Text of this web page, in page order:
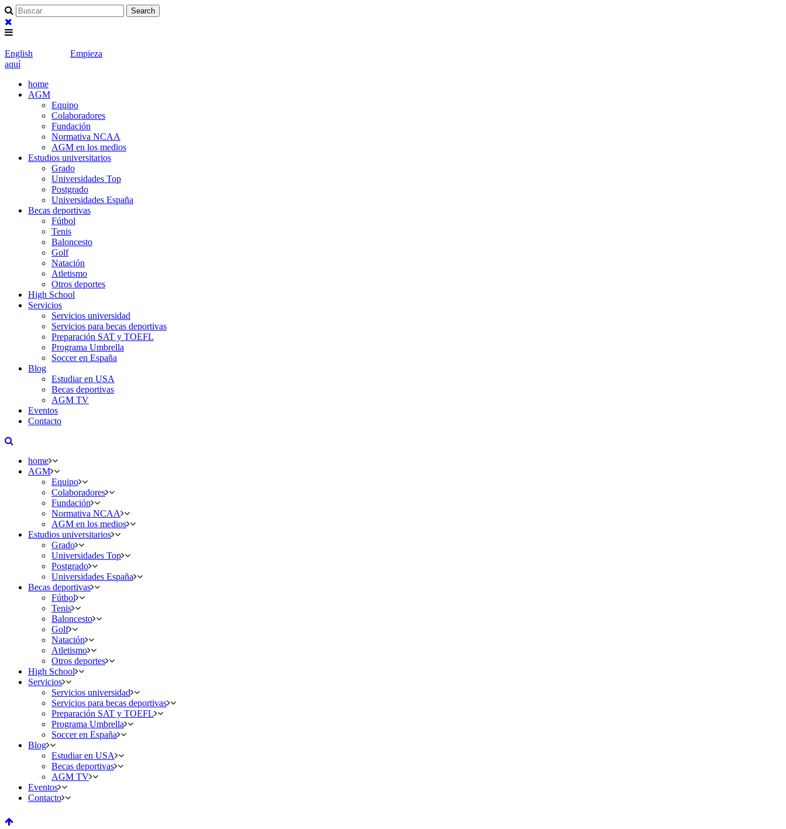
English
Empieza
aquí
home
AGM
Equipo
Colaboradores
Fundación
Normativa NCAA
AGM en los medios
Estudios universitarios
Grado
Universidades Top
Postgrado
Universidades España
Becas deportivas
Fútbol
Tenis
Baloncesto
Golf
Natación
Atletismo
Otros deportes
High School
Servicios
Servicios universidad
Servicios para becas deportivas
Preparación SAT y TOEFL
Programa Umbrella
Soccer en España
Blog
Estudiar en USA
Becas deportivas
AGM TV
Eventos
Contacto
home
AGM
Equipo
Colaboradores
Fundación
Normativa NCAA
AGM en los medios
Estudios universitarios
Grado
Universidades Top
Postgrado
Universidades España
Becas deportivas
Fútbol
Tenis
Baloncesto
Golf
Natación
Atletismo
Otros deportes
High School
Servicios
Servicios universidad
Servicios para becas deportivas
Preparación SAT y TOEFL
Programa Umbrella
Soccer en España
Blog
Estudiar en USA
Becas deportivas
AGM TV
Eventos
Contacto